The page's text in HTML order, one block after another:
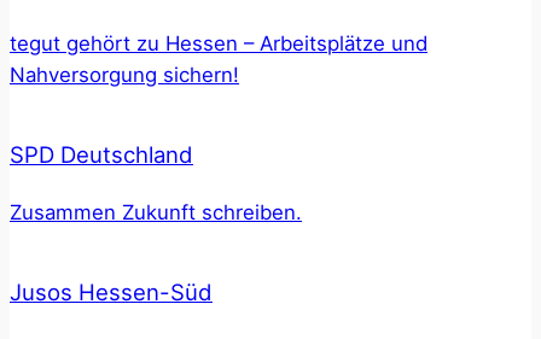
tegut gehört zu Hessen – Arbeitsplätze und
Nahversorgung sichern!
SPD Deutschland
Zusammen Zukunft schreiben.
Jusos Hessen-Süd